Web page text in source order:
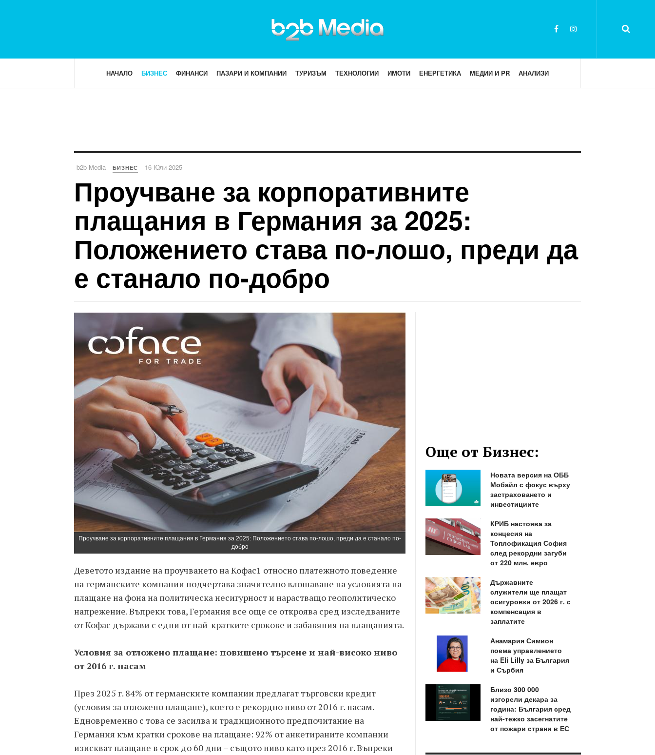
НАЧАЛО БИЗНЕС ФИНАНСИ ПАЗАРИ И КОМПАНИИ ТУРИЗЪМ ТЕХНОЛОГИИ ИМОТИ ЕНЕРГЕТИКА МЕДИИ И PR АНАЛИЗИ
b2b Media БИЗНЕС 16 Юли 2025
Проучване за корпоративните
плащания в Германия за 2025:
Положението става по-лошо, преди да
е станало по-добро
Проучване за корпоративните плащания в Германия за 2025: Положението става по-лошо, преди да е станало по-
добро
Деветото издание на проучването на Кофас1 относно платежното поведение
на германските компании подчертава значително влошаване на условията на
плащане на фона на политическа несигурност и нарастващо геополитическо
напрежение. Въпреки това, Германия все още се откроява сред изследваните
от Кофас държави с едни от най-кратките срокове и забавяния на плащанията.
Условия за отложено плащане: повишено търсене и най-високо ниво
от 2016 г. насам
През 2025 г. 84% от германските компании предлагат търговски кредит
(условия за отложено плащане), което е рекордно ниво от 2016 г. насам.
Едновременно с това се засилва и традиционното предпочитание на
Германия към кратки срокове на плащане: 92% от анкетираните компании
изискват плащане в срок до 60 дни – същото ниво като през 2016 г. Въпреки
Още от Бизнес:
Новата версия на ОББ
Мобайл с фокус върху
застраховането и
инвестициите
КРИБ настоява за
концесия на
Топлофикация София
след рекордни загуби
от 220 млн. евро
Държавните
служители ще плащат
осигуровки от 2026 г. с
компенсация в
заплатите
Анамария Симион
поема управлението
на Eli Lilly за България
и Сърбия
Близо 300 000
изгорели декара за
година: България сред
най-тежко засегнатите
от пожари страни в ЕС